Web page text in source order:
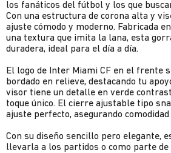
los fanáticos del fútbol y los que
Con una estructura de corona alta y
ajuste cómodo y moderno. Fabricada
una textura que imita la lana, esta
duradera, ideal para el día a día.
El logo de Inter Miami CF en el frente
bordado en relieve, destacando tu
visor tiene un detalle en verde
toque único. El cierre ajustable tipo
ajuste perfecto, asegurando
Con su diseño sencillo pero elegante,
llevarla a los partidos o como parte de